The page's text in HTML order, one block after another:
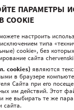
ПАРАМЕТРЫ
настроить
типа
cookie», без
сайта
cookies) являются
в браузере
Сайта при его
им действий. Этот
не выбирать те же
сайта.